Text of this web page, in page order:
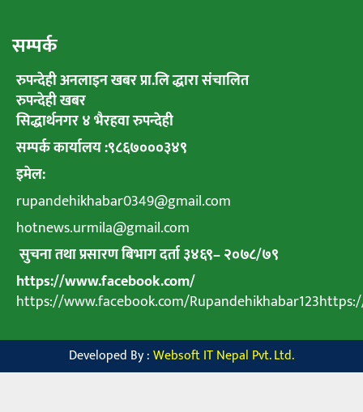
सम्पर्क
रुपन्देही अनलाइन खबर प्रा.लि द्धारा संचालित
रुपन्देही खबर
सिद्धार्थनगर ४ भैरहवा रुपन्देही
सम्पर्क कार्यालय :९८६७०००३४९
इमेल:
rupandehikhabar0349@gmail.com
hotnews.urmila@gmail.com
सुचना तथा प्रसारण बिभाग दर्ता ३४६९–२०७८/७९
https://www.facebook.com/
https://www.facebook.com/
Developed By :Websoft IT Nepal Pvt. Ltd.